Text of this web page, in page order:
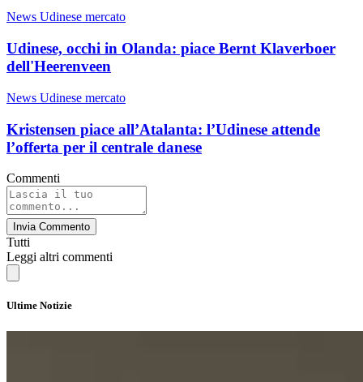
News Udinese mercato
Udinese, occhi in Olanda: piace Bernt Klaverboer
dell'Heerenveen
News Udinese mercato
Kristensen piace all’Atalanta: l’Udinese attende
l’offerta per il centrale danese
Commenti
Invia Commento
Tutti
Leggi altri commenti
Ultime Notizie